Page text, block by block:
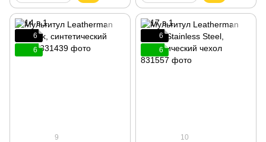
6
6
9
6
6
10